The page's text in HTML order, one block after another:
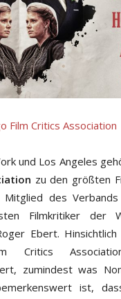
Film Critics Association
und Los Angeles
zu den größten
Mitglied des
Filmkritiker der
Ebert.
Critics
zumindest was
ist,